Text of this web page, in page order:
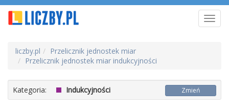
liczby.pl
Przelicznik jednostek miar
Przelicznik jednostek miar indukcyjności
Kategoria: Indukcyjności Zmień